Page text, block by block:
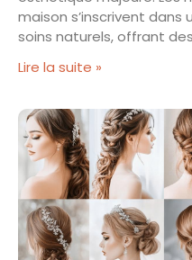
maison s’inscrivent
soins naturels, offrant
Lire la suite »